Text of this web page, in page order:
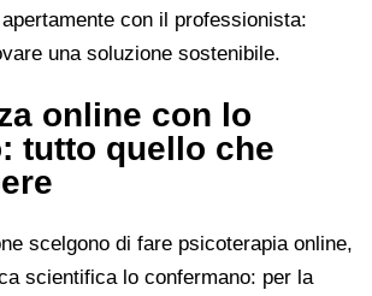
con il professionista:
una soluzione sostenibile.
online con lo
tutto quello che
scelgono di fare psicoterapia online,
scientifica lo confermano: per la